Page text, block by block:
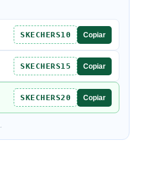
SKECHERS10 Copiar
SKECHERS15 Copiar
SKECHERS20 Copiar